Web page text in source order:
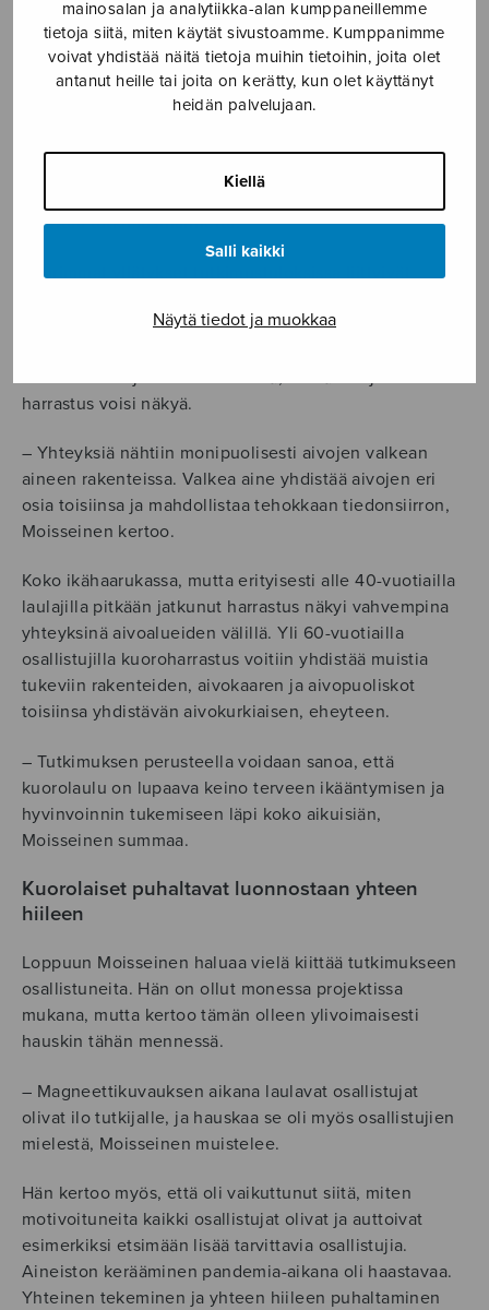
mainosalan ja analytiikka-alan kumppaneillemme
tietoja siitä, miten käytät sivustoamme. Kumppanimme
voivat yhdistää näitä tietoja muihin tietoihin, joita olet
antanut heille tai joita on kerätty, kun olet käyttänyt
heidän palvelujaan.
Kiellä
Salli kaikki
Näytä tiedot ja muokkaa
Pidempään kuorolaulua harrastaneilla kuorolaulun
todettiin myös olevan yhteydessä
muistisuoriutumiseen ja sanasujuvuuteen.
tietyllä tehtävänannolla piti tuottaa mahdollisimman
valottaa tutkimustilannetta.
Suurimmat yllätykset tutkimustuloksissa liittyivät
musiikki aktivoi aivoja monipuolisesti ja laaja-alaisesti.
harrastus voisi näkyä.
– Yhteyksiä nähtiin monipuolisesti aivojen valkean
aineen rakenteissa. Valkea aine yhdistää aivojen eri
osia toisiinsa ja mahdollistaa tehokkaan tiedonsiirron,
Moisseinen kertoo.
Koko ikähaarukassa, mutta erityisesti alle 40-vuotiailla
laulajilla pitkään jatkunut harrastus näkyi vahvempina
yhteyksinä aivoalueiden välillä. Yli 60-vuotiailla
osallistujilla kuoroharrastus voitiin yhdistää muistia
tukeviin rakenteiden, aivokaaren ja aivopuoliskot
toisiinsa yhdistävän aivokurkiaisen, eheyteen.
– Tutkimuksen perusteella voidaan sanoa, että
kuorolaulu on lupaava keino terveen ikääntymisen ja
hyvinvoinnin tukemiseen läpi koko aikuisiän,
Moisseinen summaa.
Kuorolaiset puhaltavat luonnostaan yhteen
hiileen
Loppuun Moisseinen haluaa vielä kiittää tutkimukseen
osallistuneita. Hän on ollut monessa projektissa
mukana, mutta kertoo tämän olleen ylivoimaisesti
hauskin tähän mennessä.
– Magneettikuvauksen aikana laulavat osallistujat
olivat ilo tutkijalle, ja hauskaa se oli myös osallistujien
mielestä, Moisseinen muistelee.
Hän kertoo myös, että oli vaikuttunut siitä, miten
motivoituneita kaikki osallistujat olivat ja auttoivat
esimerkiksi etsimään lisää tarvittavia osallistujia.
Aineiston kerääminen pandemia-aikana oli haastavaa.
Yhteinen tekeminen ja yhteen hiileen puhaltaminen